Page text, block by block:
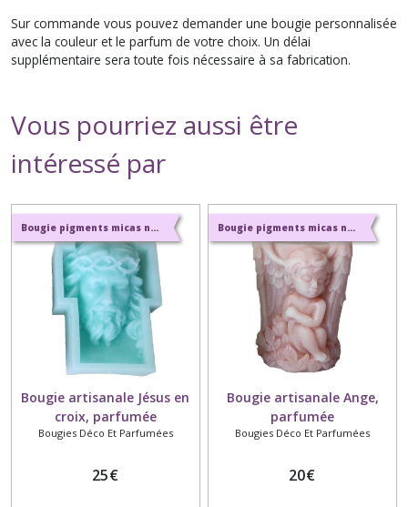
Sur commande vous pouvez demander une bougie personnalisée
avec la couleur et le parfum de votre choix. Un délai
supplémentaire sera toute fois nécessaire à sa fabrication.
Vous pourriez aussi être
intéressé par
Bougie pigments micas naturels et parfums naturels de Grasse
Bougie artisanale Jésus en
croix, parfumée
Bougies Déco Et Parfumées
25€
Bougie pigments micas naturels et parfums naturels de Grasse
Bougie artisanale Ange,
parfumée
Bougies Déco Et Parfumées
20€